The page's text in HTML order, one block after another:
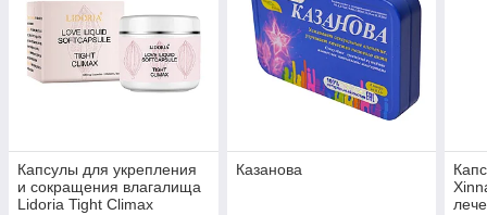
Капсулы для укрепления
и сокращения влагалища
Lidoria Tight Climax
Казанова